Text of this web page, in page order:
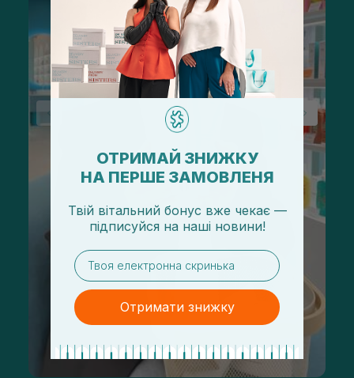
ОТРИМАЙ ЗНИЖКУ
НА ПЕРШЕ ЗАМОВЛЕНЯ
Твій вітальний бонус вже чекає —
підписуйся на наші новини!
email
Отримати знижку